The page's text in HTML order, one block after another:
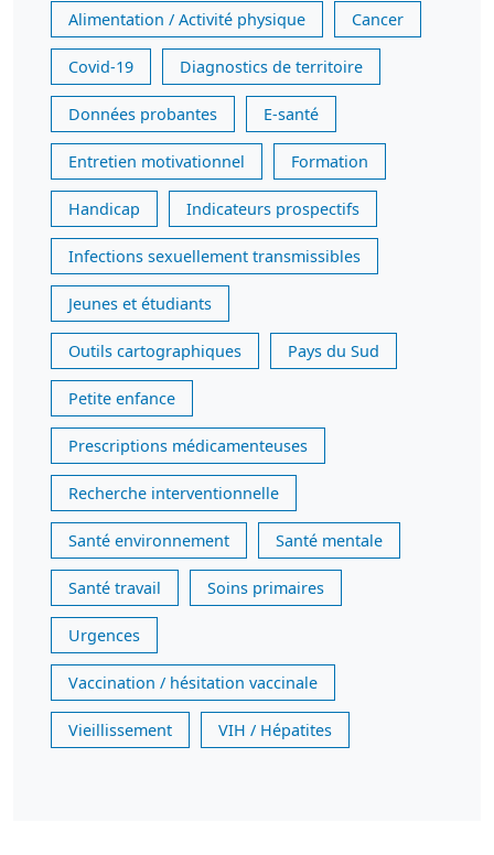
Alimentation / Activité physique Cancer
Covid-19 Diagnostics de territoire
Données probantes E-santé
Entretien motivationnel Formation
Handicap Indicateurs prospectifs
Infections sexuellement transmissibles
Jeunes et étudiants
Outils cartographiques Pays du Sud
Petite enfance
Prescriptions médicamenteuses
Recherche interventionnelle
Santé environnement Santé mentale
Santé travail Soins primaires
Urgences
Vaccination / hésitation vaccinale
Vieillissement VIH / Hépatites